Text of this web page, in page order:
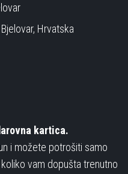
Hrvatska
kartica.
i možete potrošiti samo
vam dopušta trenutno